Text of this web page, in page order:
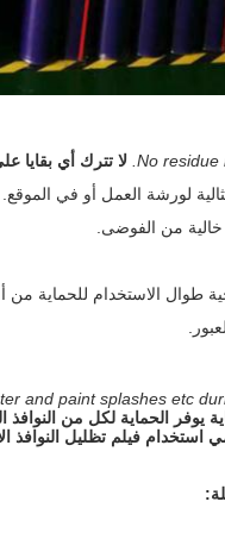
No residue لا تترك أي بقايا
لورشة العمل أو في الموقع.
من الفوضى.
طوال الاستخدام للحماية
and paint splashes etc
يوفر الحماية لكل من النوافذ
استخدام فيلم تظليل النوافذ